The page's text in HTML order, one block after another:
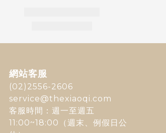
網站客服
(02)2556-2606
service@thexiaoqi.com
客服時間：週一至週五
11:00~18:00（週末、例假日公